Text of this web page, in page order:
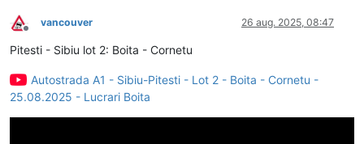
Deconectat
vancouver 26 aug. 2025, 08:47
Pitesti - Sibiu lot 2: Boita - Cornetu
Autostrada A1 - Sibiu-Pitesti - Lot 2 - Boita - Cornetu -
25.08.2025 - Lucrari Boita